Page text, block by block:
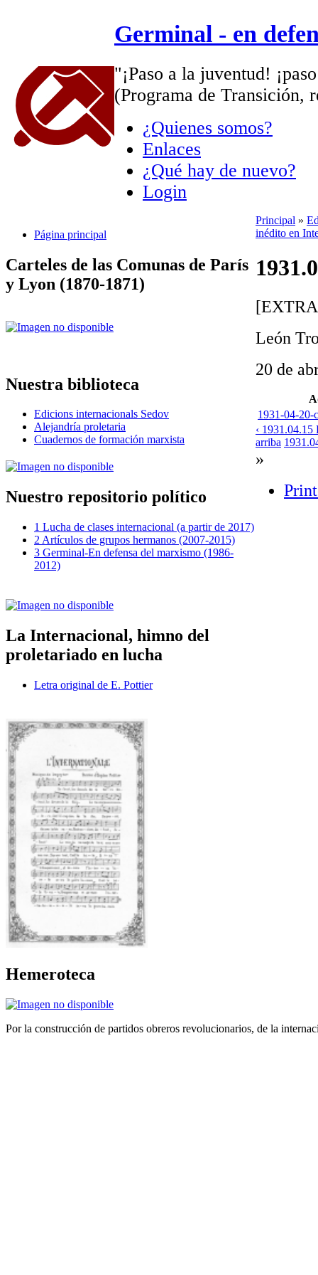
Germinal - en
"¡Paso a la juventud!
(Programa de Transición,
¿Quienes somos?
Enlaces
¿Qué hay de nuevo?
Login
Página principal
Carteles de las Comunas de París
y Lyon (1870-1871)
Nuestra biblioteca
Edicions internacionals Sedov
Alejandría proletaria
Cuadernos de formación marxista
Nuestro repositorio político
1 Lucha de clases internacional (a partir de 2017)
2 Artículos de grupos hermanos (2007-2015)
3 Germinal-En defensa del marxismo (1986-
2012)
La Internacional, himno del
proletariado en lucha
Letra original de E. Pottier
Hemeroteca
Principal »
inédito en
León
20 de
1931-04-20-
‹ 1931.04.15
arriba
»
Por la construcción de partidos obreros revolucionarios, de la